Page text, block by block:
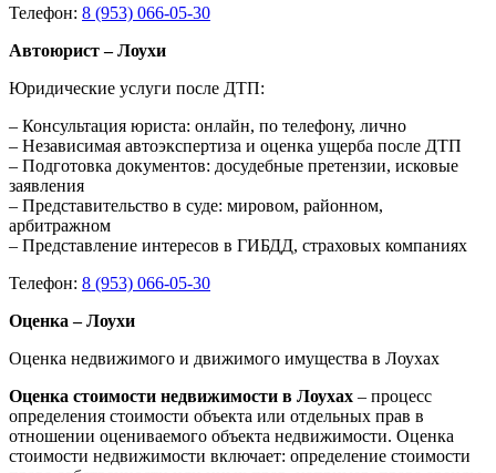
Телефон: 8 (953) 066-05-30
Автоюрист – Лоухи
Юридические услуги после ДТП:
– Консультация юриста: онлайн, по телефону, лично
– Независимая автоэкспертиза и оценка ущерба после ДТП
– Подготовка документов: досудебные претензии, исковые
заявления
– Представительство в суде: мировом, районном,
арбитражном
– Представление интересов в ГИБДД, страховых компаниях
Телефон: 8 (953) 066-05-30
Оценка – Лоухи
Оценка недвижимого и движимого имущества в Лоухах
Оценка стоимости недвижимости в Лоухах – процесс
определения стоимости объекта или отдельных прав в
отношении оцениваемого объекта недвижимости. Оценка
стоимости недвижимости включает: определение стоимости